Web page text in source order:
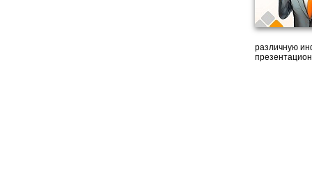
различную